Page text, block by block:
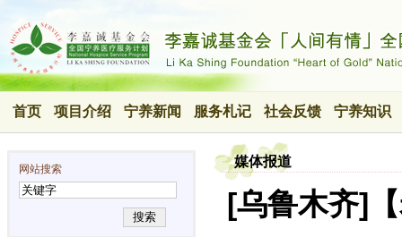
首页 项目介绍 宁养新闻 服务札记 社会反馈 宁养知识
网站搜索
搜索
媒体报道
[乌鲁木齐]